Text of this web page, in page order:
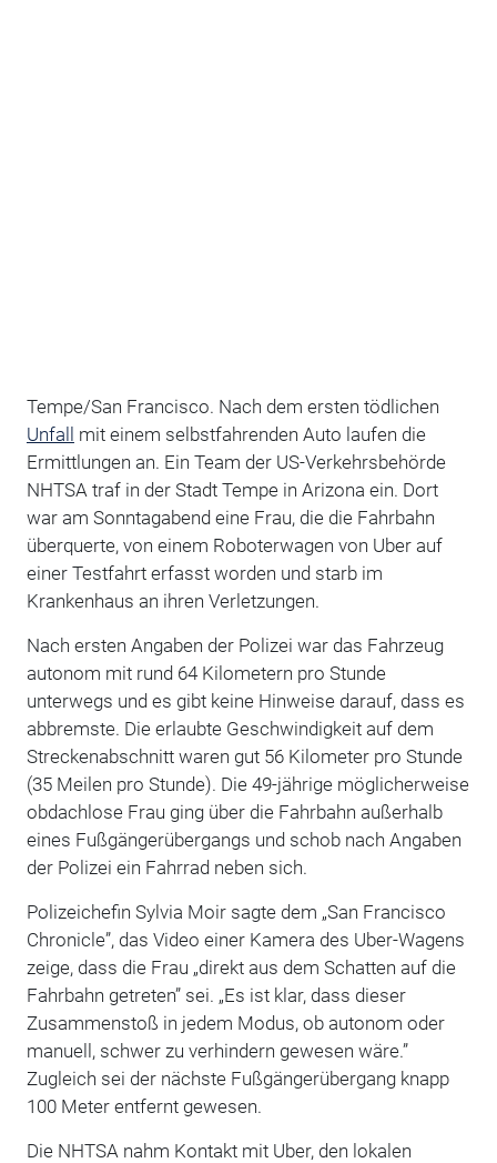
Tempe/San Francisco. Nach dem ersten tödlichen
Unfall mit einem selbstfahrenden Auto laufen die
Ermittlungen an. Ein Team der US-Verkehrsbehörde
NHTSA traf in der Stadt Tempe in Arizona ein. Dort
war am Sonntagabend eine Frau, die die Fahrbahn
überquerte, von einem Roboterwagen von Uber auf
einer Testfahrt erfasst worden und starb im
Krankenhaus an ihren Verletzungen.
Nach ersten Angaben der Polizei war das Fahrzeug
autonom mit rund 64 Kilometern pro Stunde
unterwegs und es gibt keine Hinweise darauf, dass es
abbremste. Die erlaubte Geschwindigkeit auf dem
Streckenabschnitt waren gut 56 Kilometer pro Stunde
(35 Meilen pro Stunde). Die 49-jährige möglicherweise
obdachlose Frau ging über die Fahrbahn außerhalb
eines Fußgängerübergangs und schob nach Angaben
der Polizei ein Fahrrad neben sich.
Polizeichefin Sylvia Moir sagte dem „San Francisco
Chronicle”, das Video einer Kamera des Uber-Wagens
zeige, dass die Frau „direkt aus dem Schatten auf die
Fahrbahn getreten” sei. „Es ist klar, dass dieser
Zusammenstoß in jedem Modus, ob autonom oder
manuell, schwer zu verhindern gewesen wäre.”
Zugleich sei der nächste Fußgängerübergang knapp
100 Meter entfernt gewesen.
Die NHTSA nahm Kontakt mit Uber, den lokalen